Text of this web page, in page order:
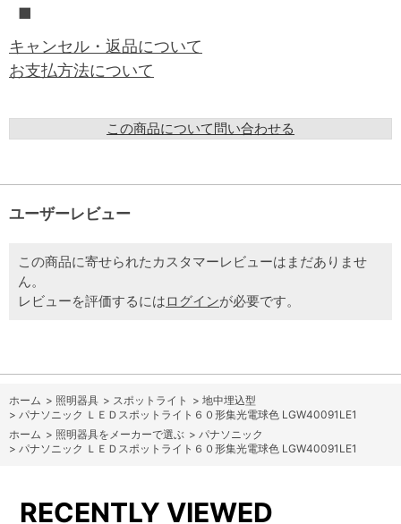
■
キャンセル・返品について
お支払方法について
この商品について問い合わせる
ユーザーレビュー
この商品に寄せられたカスタマーレビューはまだありませ
ん。
レビューを評価するにはログインが必要です。
ホーム > 照明器具 > スポットライト > 地中埋込型
> パナソニック ＬＥＤスポットライト６０形集光電球色 LGW40091LE1
ホーム > 照明器具をメーカーで選ぶ > パナソニック
> パナソニック ＬＥＤスポットライト６０形集光電球色 LGW40091LE1
RECENTLY VIEWED